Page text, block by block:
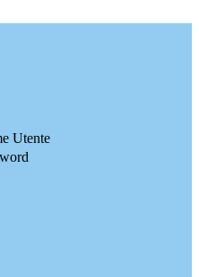
Utente